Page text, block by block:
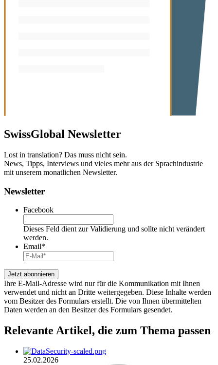
SwissGlobal Newsletter
Lost in translation? Das muss nicht sein.
News, Tipps, Interviews und vieles mehr aus der Sprachindustrie
mit unserem monatlichen Newsletter.
Newsletter
Facebook
Dieses Feld dient zur Validierung und sollte nicht verändert
werden.
Email*
Ihre E-Mail-Adresse wird nur für die Kommunikation mit Ihnen
verwendet und nicht an Dritte weitergegeben. Diese Inhalte werden
vom Besitzer des Formulars erstellt. Die von Ihnen übermittelten
Daten werden an den Besitzer des Formulars gesendet.
Relevante Artikel, die zum Thema passen
25.02.2026